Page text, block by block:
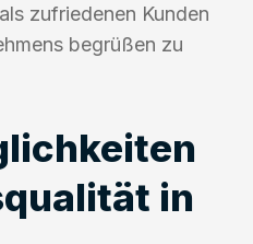
zufriedenen Kunden
begrüßen zu
in